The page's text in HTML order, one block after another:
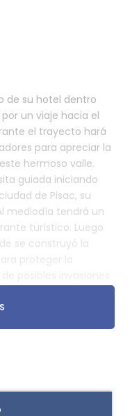
de su hotel dentro
un viaje hacia el
el trayecto hará
para apreciar la
hermoso valle.
guiada iniciando
de Pisac, su
mediodía tendrá un
turístico. Luego
se construyó la
proteger la
ciudadela y así tener
Muro Inca en
templo colonial